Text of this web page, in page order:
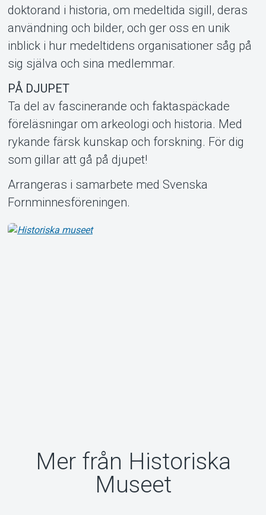
doktorand i historia, om medeltida sigill, deras
användning och bilder, och ger oss en unik
inblick i hur medeltidens organisationer såg på
sig själva och sina medlemmar.
PÅ DJUPET
Ta del av fascinerande och faktaspäckade
föreläsningar om arkeologi och historia. Med
rykande färsk kunskap och forskning. För dig
som gillar att gå på djupet!
Arrangeras i samarbete med Svenska
Fornminnesföreningen.
Mer från Historiska
Museet